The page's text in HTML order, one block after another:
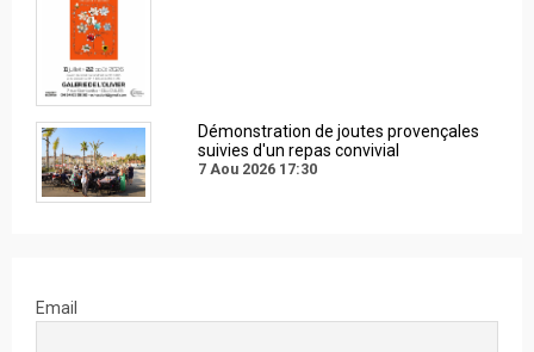
Démonstration de joutes provençales
suivies d'un repas convivial
7 Aou 2026 17:30
Email